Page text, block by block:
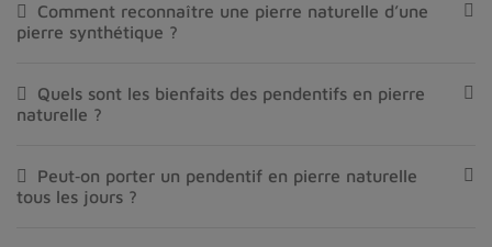
Comment reconnaître une pierre naturelle d’une
pierre synthétique ?
Quels sont les bienfaits des pendentifs en pierre
naturelle ?
Peut‑on porter un pendentif en pierre naturelle
tous les jours ?